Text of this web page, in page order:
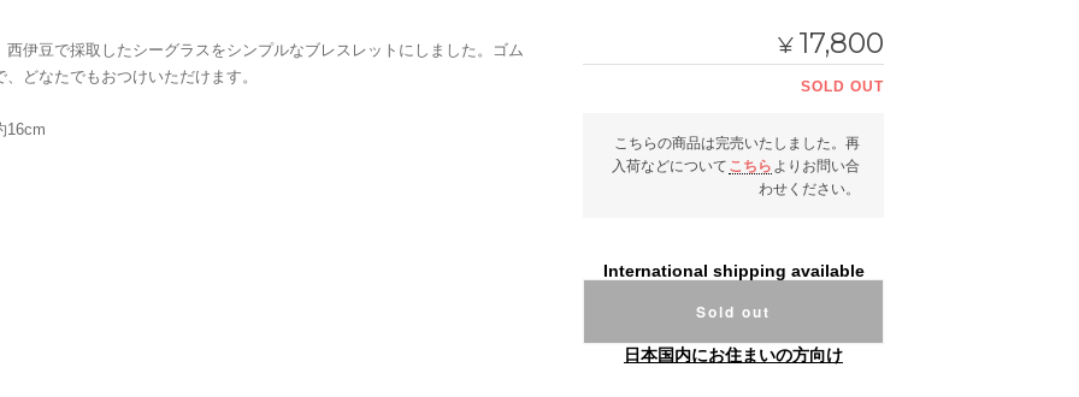
西伊豆で採取したシーグラスをシンプルなブレスレットにしました。ゴム
、どなたでもおつけいただけます。
16cm
¥ 17,800
SOLD OUT
こちらの商品は完売いたしました。再
入荷などについて こちら よりお問い合
わせください。
International shipping available
Sold out
日本国内にお住まいの方向け